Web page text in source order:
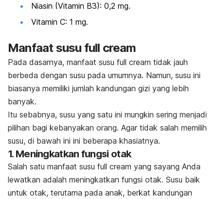
Niasin (Vitamin B3): 0,2 mg.
Vitamin C: 1 mg.
Manfaat susu full cream
Pada dasarnya, manfaat susu full cream tidak jauh
berbeda dengan susu pada umumnya. Namun, susu ini
biasanya memiliki jumlah kandungan gizi yang lebih
banyak.
Itu sebabnya, susu yang satu ini mungkin sering menjadi
pilihan bagi kebanyakan orang. Agar tidak salah memilih
susu, di bawah ini ini beberapa khasiatnya.
1. Meningkatkan fungsi otak
Salah satu manfaat susu full cream yang sayang Anda
lewatkan adalah meningkatkan fungsi otak. Susu baik
untuk otak, terutama pada anak, berkat kandungan